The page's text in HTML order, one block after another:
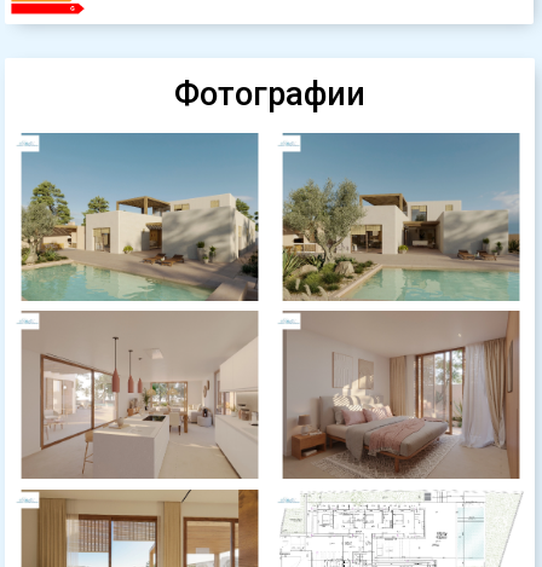
Фотографии